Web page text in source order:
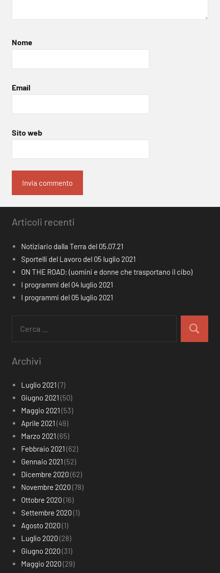
Nome
Email
Sito web
Articoli recenti
Notiziario dalla Terra del 05.07.21
Sportelli del Lavoro del 05 luglio 2021
ON THE ROAD: (uomini e donne che trasportano il cibo)
I programmi del 04 luglio 2021
I programmi del 05 luglio 2021
per:
Cerca
Archivi
Luglio 2021 (7)
Giugno 2021 (50)
Maggio 2021 (53)
Aprile 2021 (49)
Marzo 2021 (65)
Febbraio 2021 (62)
Gennaio 2021 (52)
Dicembre 2020(62)
Novembre 2020(78)
Ottobre 2020(16)
Settembre 2020(1)
Agosto 2020(1)
Luglio 2020(28)
Giugno 2020(31)
Maggio 2020(29)